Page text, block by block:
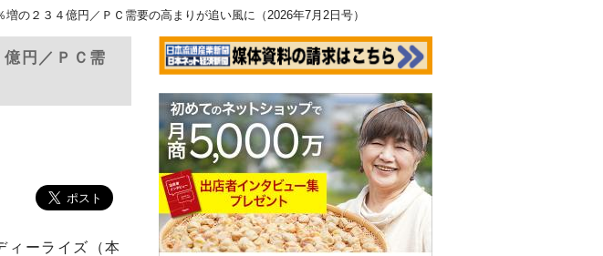
の２３４億円／ＰＣ需要の高まりが追い風に（2026年7月2日号）
円／ＰＣ需
ーライズ（本